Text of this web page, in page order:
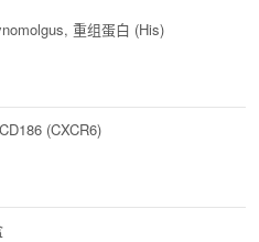
重组蛋白 (His)
(CXCR6)